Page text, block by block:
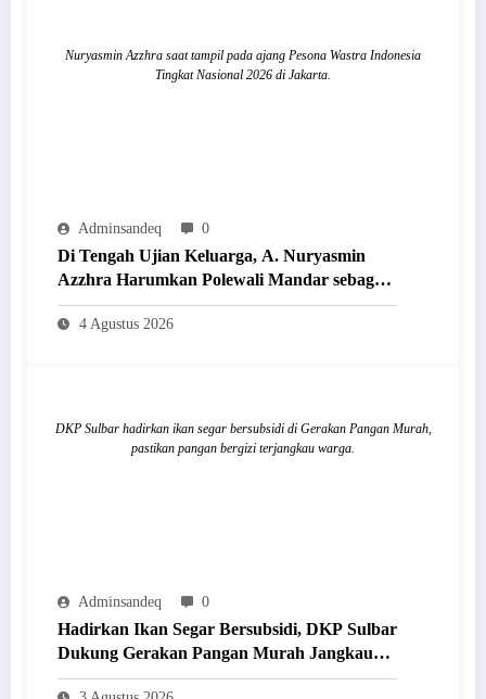
Nuryasmin Azzhra saat tampil pada ajang Pesona Wastra Indonesia
Tingkat Nasional 2026 di Jakarta.
Adminsandeq 0
Di Tengah Ujian Keluarga, A. Nuryasmin
Azzhra Harumkan Polewali Mandar sebagai
Finalis Pesona Wastra Indonesia Tingkat
Nasional 2026
4 Agustus 2026
DKP Sulbar hadirkan ikan segar bersubsidi di Gerakan Pangan Murah,
pastikan pangan bergizi terjangkau warga.
Adminsandeq 0
Hadirkan Ikan Segar Bersubsidi, DKP Sulbar
Dukung Gerakan Pangan Murah Jangkau
Masyarakat